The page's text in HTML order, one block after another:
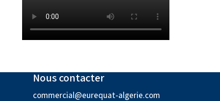
Nous contacter
commercial@eurequat-algerie.com